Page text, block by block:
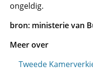
ongeldig.
bron: ministerie van
Meer over
Tweede